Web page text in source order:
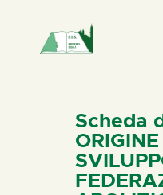
HOME
CHI SIAMO
NEWS
PERCORSI
Scheda
ORIGINE